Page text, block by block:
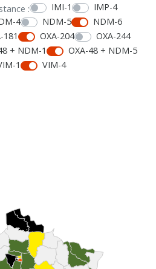
: IMI-1
IMP-4
4 NDM-5
NDM-6
181 OXA-204
OXA-244
+ NDM-1
OXA-48 + NDM-5
1
VIM-4